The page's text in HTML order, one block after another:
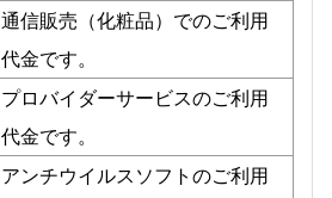
通信販売（化粧品）でのご利用
代金です。
プロバイダーサービスのご利用
代金です。
アンチウイルスソフトのご利用